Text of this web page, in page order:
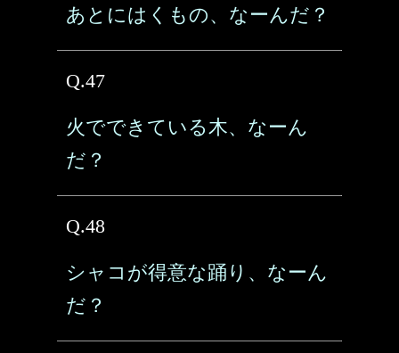
あとにはくもの、なーんだ？
Q.47
火でできている木、なーん
だ？
Q.48
シャコが得意な踊り、なーん
だ？